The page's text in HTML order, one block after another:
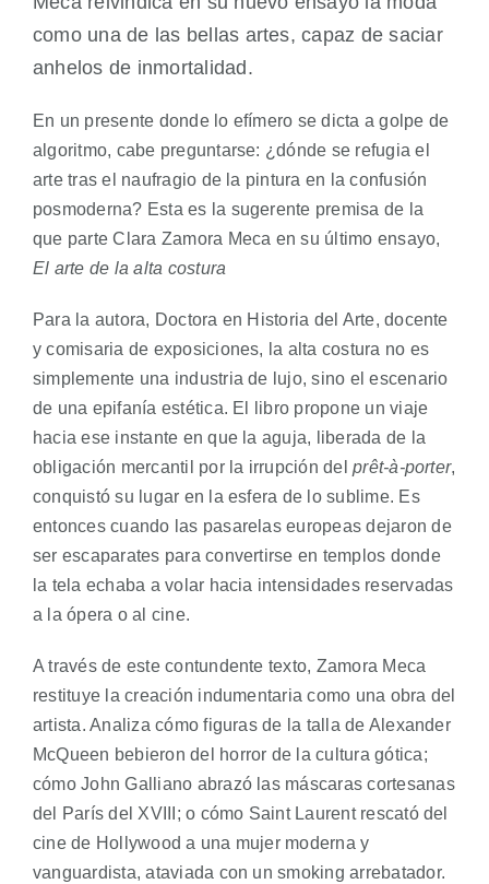
como una de las bellas artes, capaz de saciar
anhelos de inmortalidad.
En un presente donde lo efímero se dicta a golpe de
algoritmo, cabe preguntarse: ¿dónde se refugia el
arte tras el naufragio de la pintura en la confusión
posmoderna? Esta es la sugerente premisa de la
que parte Clara Zamora Meca en su último ensayo,
El arte de la alta costura
Para la autora, Doctora en Historia del Arte, docente
y comisaria de exposiciones, la alta costura no es
simplemente una industria de lujo, sino el escenario
de una epifanía estética. El libro propone un viaje
hacia ese instante en que la aguja, liberada de la
obligación mercantil por la irrupción delprêt-à-porter,
conquistó su lugar en la esfera de lo sublime. Es
entonces cuando las pasarelas europeas dejaron de
ser escaparates para convertirse en templos donde
la tela echaba a volar hacia intensidades reservadas
a la ópera o al cine.
A través de este contundente texto, Zamora Meca
restituye la creación indumentaria como una obra del
artista. Analiza cómo figuras de la talla de Alexander
McQueen bebieron del horror de la cultura gótica;
cómo John Galliano abrazó las máscaras cortesanas
del París del XVIII; o cómo Saint Laurent rescató del
cine de Hollywood a una mujer moderna y
vanguardista, ataviada con un smoking arrebatador.